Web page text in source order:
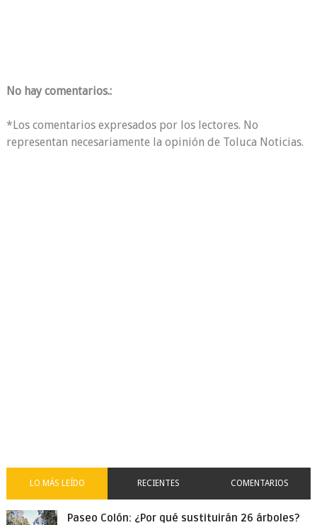
No hay comentarios.:
*Los comentarios expresados por los lectores. No
representan necesariamente la opinión de Toluca Noticias.
LO MÁS LEÍDO RECIENTES COMENTARIOS
Paseo Colón: ¿Por qué sustituirán 26 árboles?